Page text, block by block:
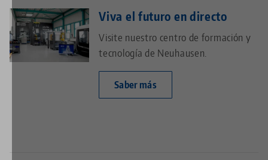
Viva el futuro en directo
Visite nuestro centro de formación y
tecnología de Neuhausen.
Saber más